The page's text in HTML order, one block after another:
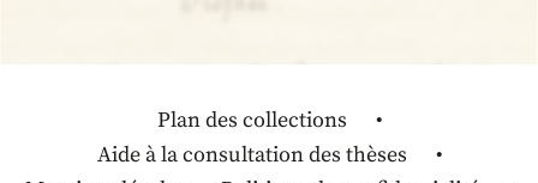
Plan des collections
Aide à la consultation des thèses